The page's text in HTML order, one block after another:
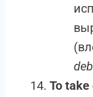
To take